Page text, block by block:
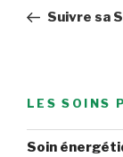
l’article
précédent
Suivre sa
LES SOINS
Soin